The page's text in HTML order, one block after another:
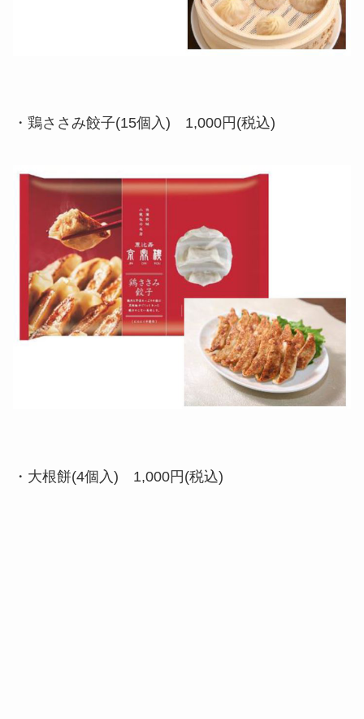
・鶏ささみ餃子(15個入) 1,000円(税込)
・大根餅(4個入) 1,000円(税込)